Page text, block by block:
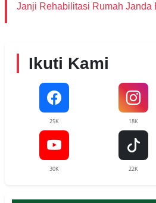
Janji Rehabilitasi Rumah Janda
Ikuti Kami
25K 18K
30K 22K